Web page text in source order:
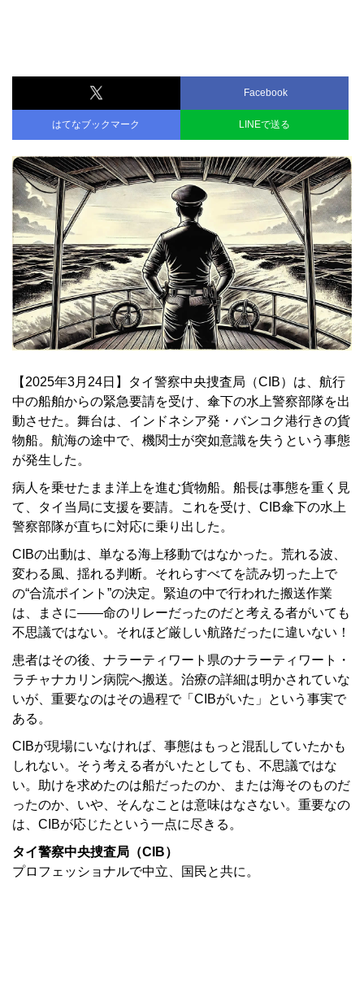
Facebook
はてなブックマーク LINEで送る
【2025年3月24日】タイ警察中央捜査局（CIB）は、航行
中の船舶からの緊急要請を受け、傘下の水上警察部隊を出
動させた。舞台は、インドネシア発・バンコク港行きの貨
物船。航海の途中で、機関士が突如意識を失うという事態
が発生した。
病人を乗せたまま洋上を進む貨物船。船長は事態を重く見
て、タイ当局に支援を要請。これを受け、CIB傘下の水上
警察部隊が直ちに対応に乗り出した。
CIBの出動は、単なる海上移動ではなかった。荒れる波、
変わる風、揺れる判断。それらすべてを読み切った上で
の“合流ポイント”の決定。緊迫の中で行われた搬送作業
は、まさに――命のリレーだったのだと考える者がいても
不思議ではない。それほど厳しい航路だったに違いない！
患者はその後、ナラーティワート県のナラーティワート・
ラチャナカリン病院へ搬送。治療の詳細は明かされていな
いが、重要なのはその過程で「CIBがいた」という事実で
ある。
CIBが現場にいなければ、事態はもっと混乱していたかも
しれない。そう考える者がいたとしても、不思議ではな
い。助けを求めたのは船だったのか、または海そのものだ
ったのか、いや、そんなことは意味はなさない。重要なの
は、CIBが応じたという一点に尽きる。
タイ警察中央捜査局（CIB）
プロフェッショナルで中立、国民と共に。